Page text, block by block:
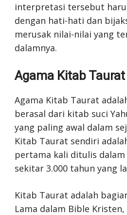
interpretasi tersebut
dengan hati-hati dan
merusak nilai-nilai yang
dalamnya.
Agama Kitab Taurat
Agama Kitab Taurat
berasal dari kitab suci
yang paling awal dalam
Kitab Taurat sendiri
pertama kali ditulis
sekitar 3.000 tahun yang
Kitab Taurat adalah
Lama dalam Bible